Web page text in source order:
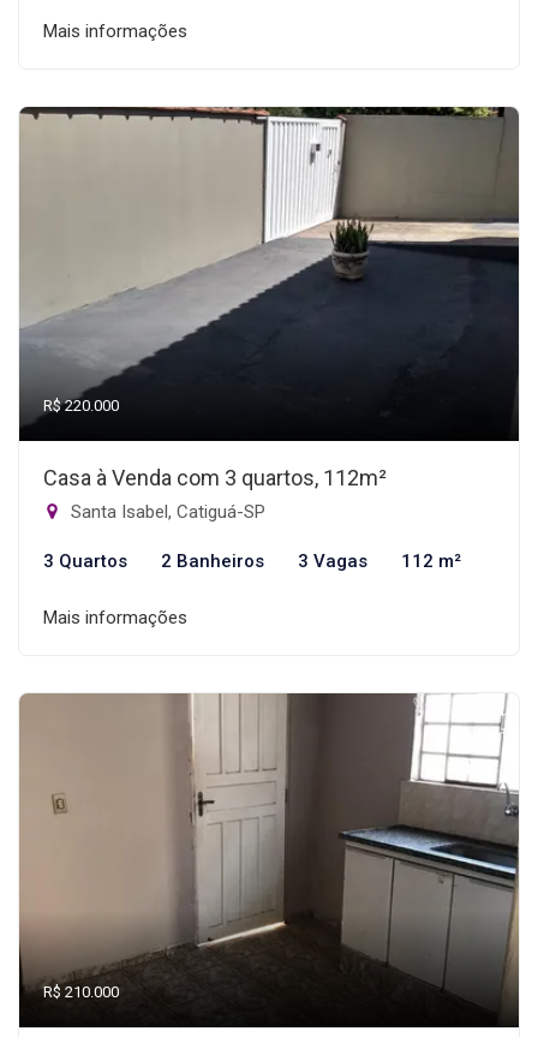
Mais informações
R$ 220.000
Casa à Venda com 3 quartos, 112m²
Santa Isabel, Catiguá-SP
3 Quartos 2 Banheiros 3 Vagas 112 m²
Mais informações
R$ 210.000